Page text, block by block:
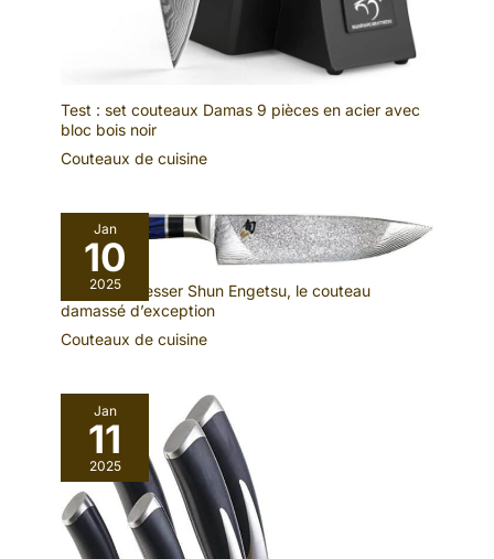
parfait pour les hommes,
les femmes et les
amateurs de couteaux.
professionnels ou des
comme les anniversaires,
les mariages ou Noël.
Test : set couteaux Damas 9 pièces en acier avec
bloc bois noir
Couteaux de cuisine
Jan
10
2025
Test : kai Messer Shun Engetsu, le couteau
damassé d’exception
Couteaux de cuisine
Jan
11
2025